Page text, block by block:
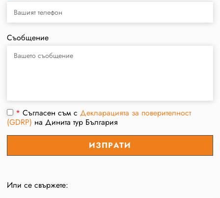
Съобщение
*Съгласен съм сДекларацията за поверителност
(GDRP) на Динита тур България
Или се свържете: